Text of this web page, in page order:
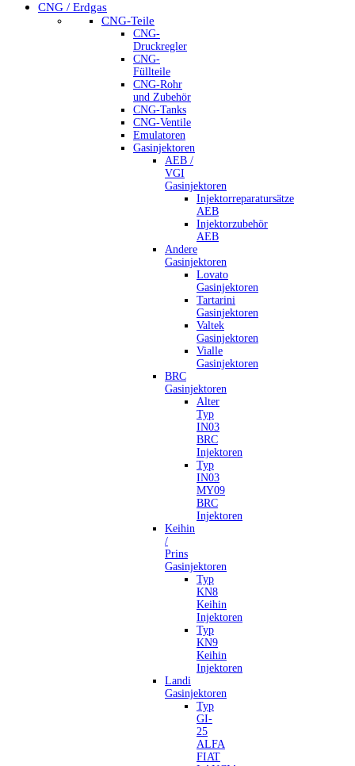
CNG / Erdgas
CNG-Teile
CNG-
Druckregler
CNG-
Füllteile
CNG-Rohr
und Zubehör
CNG-Tanks
CNG-Ventile
Emulatoren
Gasinjektoren
AEB /
VGI
Gasinjektoren
Injektorreparatursätze
AEB
Injektorzubehör
AEB
Andere
Gasinjektoren
Lovato
Gasinjektoren
Tartarini
Gasinjektoren
Valtek
Gasinjektoren
Vialle
Gasinjektoren
BRC
Gasinjektoren
Alter
Typ
IN03
BRC
Injektoren
Typ
IN03
MY09
BRC
Injektoren
Keihin
/
Prins
Gasinjektoren
Typ
KN8
Keihin
Injektoren
Typ
KN9
Keihin
Injektoren
Landi
Gasinjektoren
Typ
GI-
25
ALFA
FIAT